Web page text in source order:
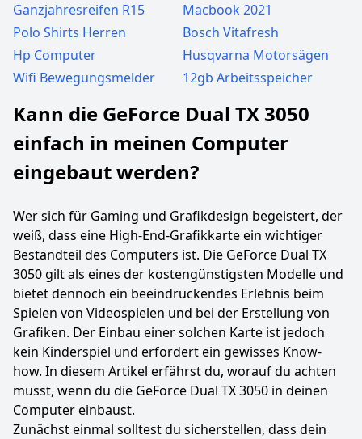
Ganzjahresreifen R15
Macbook 2021
Polo Shirts Herren
Bosch Vitafresh
Hp Computer
Husqvarna Motorsägen
Wifi Bewegungsmelder
12gb Arbeitsspeicher
Kann die GeForce Dual TX 3050
einfach in meinen Computer
eingebaut werden?
Wer sich für Gaming und Grafikdesign begeistert, der
weiß, dass eine High-End-Grafikkarte ein wichtiger
Bestandteil des Computers ist. Die GeForce Dual TX
3050 gilt als eines der kostengünstigsten Modelle und
bietet dennoch ein beeindruckendes Erlebnis beim
Spielen von Videospielen und bei der Erstellung von
Grafiken. Der Einbau einer solchen Karte ist jedoch
kein Kinderspiel und erfordert ein gewisses Know-
how. In diesem Artikel erfährst du, worauf du achten
musst, wenn du die GeForce Dual TX 3050 in deinen
Computer einbaust.
Zunächst einmal solltest du sicherstellen, dass dein